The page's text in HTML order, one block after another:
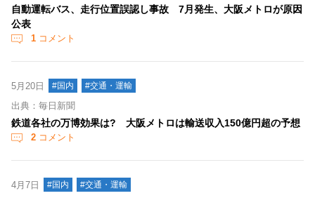
自動運転バス、走行位置誤認し事故 7月発生、大阪メトロが原因
公表
1 コメント
5月20日 #国内 #交通・運輸
出典：毎日新聞
鉄道各社の万博効果は? 大阪メトロは輸送収入150億円超の予想
2 コメント
4月7日 #国内 #交通・運輸